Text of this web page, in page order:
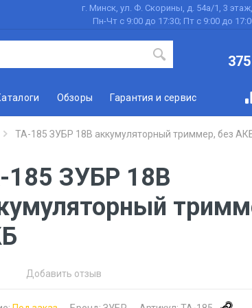
г. Минск, ул. Ф. Скорины, д. 54а/1, 3
Пн-Чт с 9:00 до 17:30; Пт с 9:00 до
Обзоры Гарантия и сервис
ТА-185 ЗУБР 18В аккумуляторный триммер, без
185 ЗУБР 18В
Добавить отзыв